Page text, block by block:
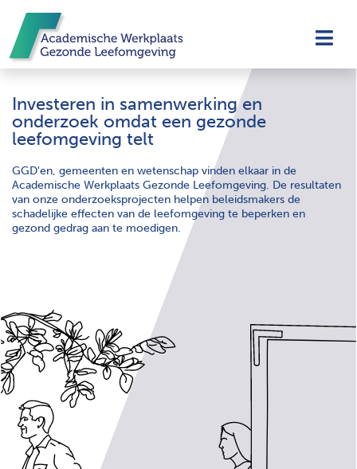
Investeren in samenwerking en
onderzoek omdat een gezonde
leefomgeving telt
GGD'en, gemeenten en wetenschap vinden elkaar in de
Academische Werkplaats Gezonde Leefomgeving. De resultaten
van onze onderzoeksprojecten helpen beleidsmakers de
schadelijke effecten van de leefomgeving te beperken en
gezond gedrag aan te moedigen.